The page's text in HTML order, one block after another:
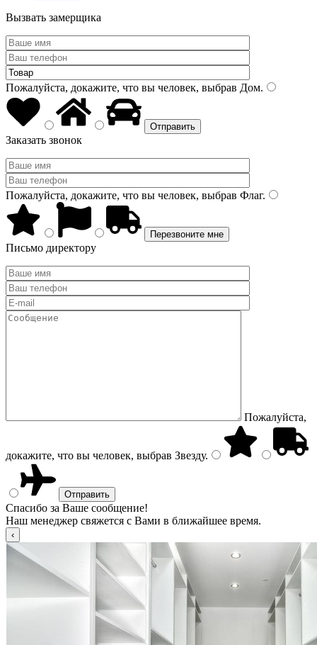
Вызвать замерщика
Пожалуйста, докажите, что вы человек, выбрав Дом.
Заказать звонок
Пожалуйста, докажите, что вы человек, выбрав Флаг.
Письмо директору
Пожалуйста,
докажите, что вы человек, выбрав Звезду.
Спасибо за Ваше сообщение!
Наш менеджер свяжется с Вами в ближайшее время.